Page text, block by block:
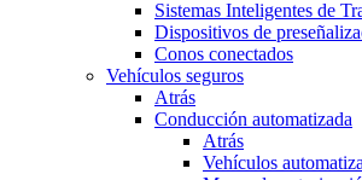
Sistemas Inteligentes de
Dispositivos de
Conos conectados
Vehículos seguros
Atrás
Conducción automatizada
Atrás
Vehículos